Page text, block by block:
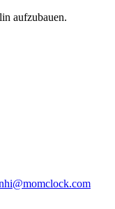
aufzubauen.
hi@momclock.com